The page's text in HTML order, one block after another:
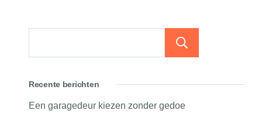
Recente berichten
Een garagedeur kiezen zonder gedoe